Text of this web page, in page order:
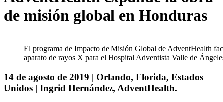
de misión global en Honduras
El programa de Impacto de Misión Global de AdventHealth
aparato de rayos X para el Hospital Adventista Valle de
14 de agosto de 2019 | Orlando, Florida, Estados
Unidos | Ingrid Hernández, AdventHealth.